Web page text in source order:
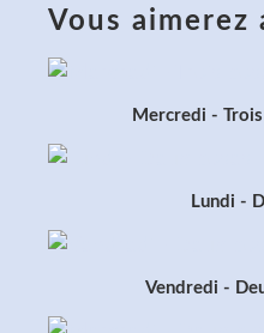
Vous aimerez
Mercredi -
Lundi -
Vendredi -